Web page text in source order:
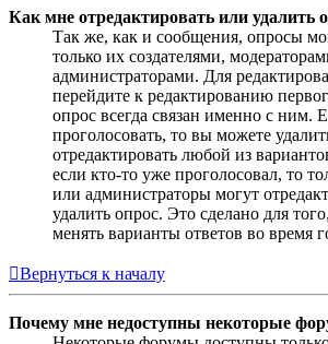
Как мне отредактировать или удалить
Так же, как и сообщения, опросы
только их создателями,
администраторами. Для
перейдите к редактированию
опрос всегда связан именно с ним.
проголосовать, то вы можете
отредактировать любой из
если кто-то уже проголосовал, то
или администраторы могут
удалить опрос. Это сделано для
менять варианты ответов во время
Вернуться к началу
Почему мне недоступны некоторые